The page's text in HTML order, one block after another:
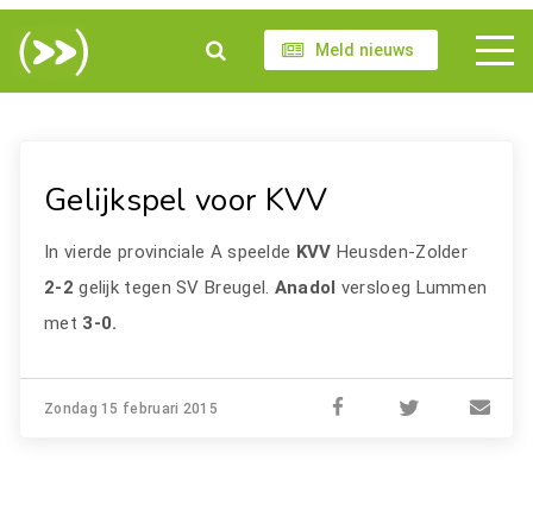
Meld nieuws
Gelijkspel voor KVV
In vierde provinciale A speelde KVV Heusden-Zolder
2-2gelijk tegen SV Breugel. Anadol versloeg Lummen
met 3-0.
Zondag 15 februari 2015